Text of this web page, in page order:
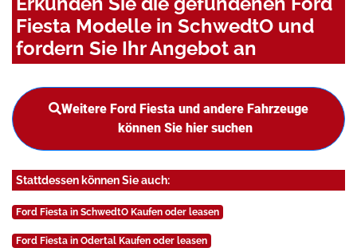
Fiesta Modelle in SchwedtO und
fordern Sie Ihr Angebot an
Weitere Ford Fiesta und andere Fahrzeuge
können Sie hier suchen
Stattdessen können Sie auch:
Ford Fiesta in SchwedtO Kaufen oder leasen
Ford Fiesta in Odertal Kaufen oder leasen